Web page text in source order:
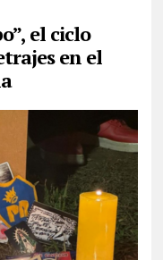
el ciclo
en el
de este lunes, el